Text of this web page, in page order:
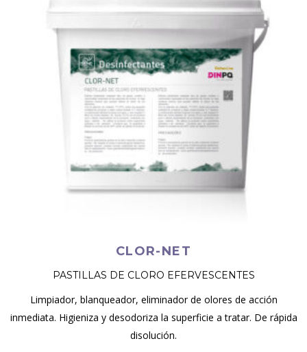
CLOR-NET
PASTILLAS DE CLORO EFERVESCENTES
Limpiador, blanqueador, eliminador de olores de acción
inmediata. Higieniza y desodoriza la superficie a tratar. De rápida
disolución.